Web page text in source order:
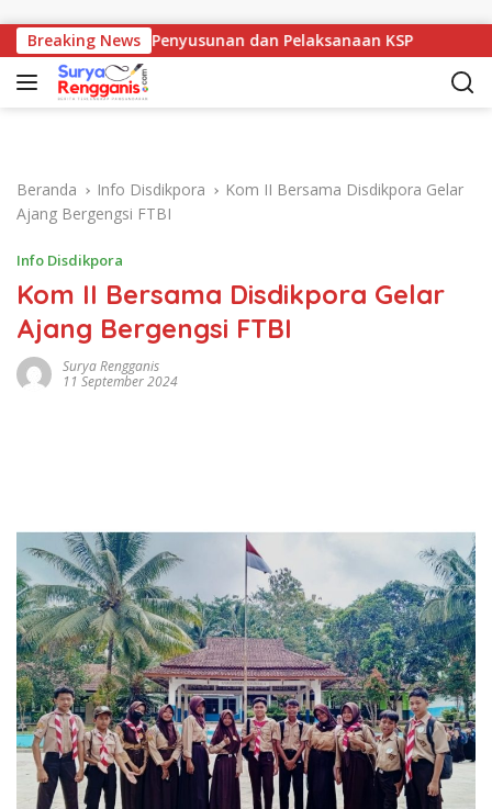
Breaking News
Penyusunan dan Pelaksanaan KSP Ade, Siap
Beranda Info Disdikpora
Kom II Bersama Disdikpora Gelar
Ajang Bergengsi FTBI
Info Disdikpora
Kom II Bersama Disdikpora Gelar
Ajang Bergengsi FTBI
Surya Rengganis
11 September 2024